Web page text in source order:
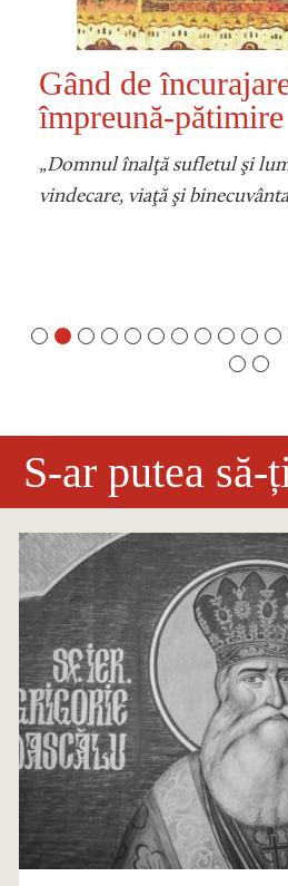
Gând de
împreună-pătimire
„Domnul înalţă sufletul şi
vindecare, viaţă şi
S-ar putea